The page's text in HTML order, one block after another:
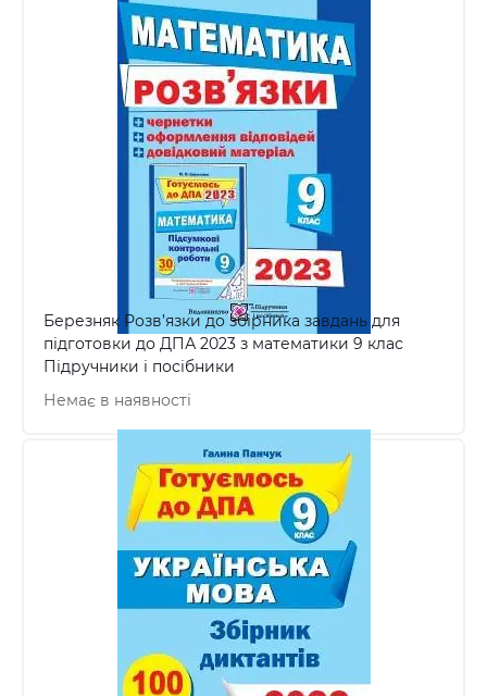
Березняк Розв’язки до збірника завдань для
підготовки до ДПА 2023 з математики 9 клас
Підручники і посібники
Немає в наявності